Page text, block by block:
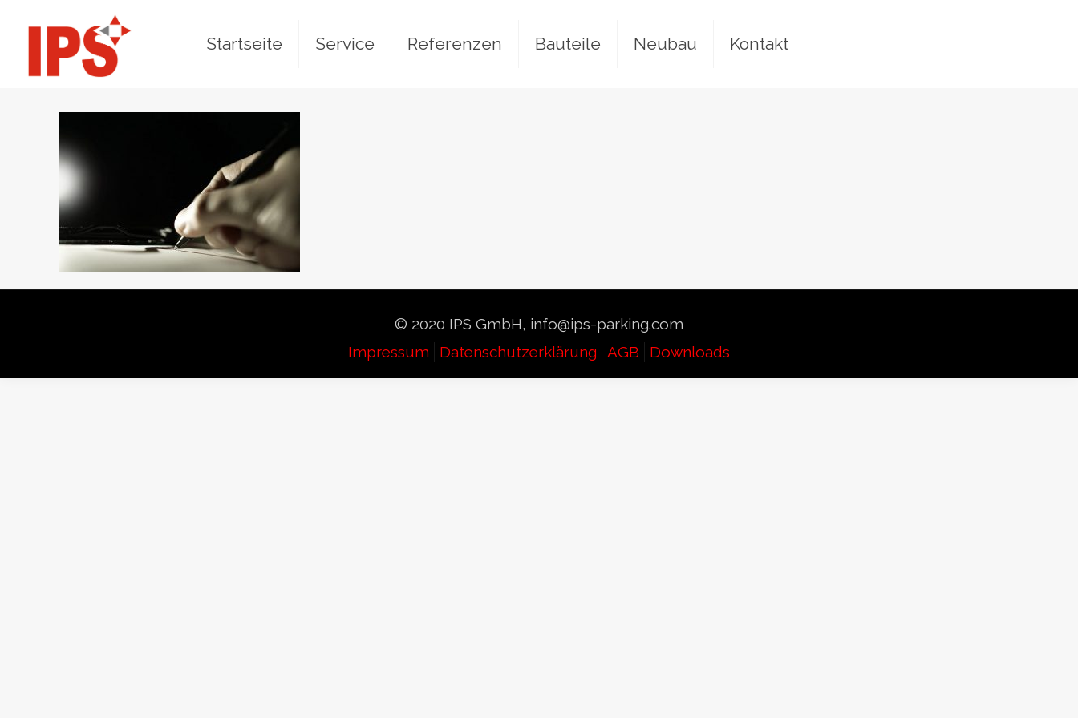
Startseite Service Referenzen Bauteile Neubau Kontakt
© 2020 IPS GmbH, info@ips-parking.com
Impressum
Datenschutzerklärung AGB Downloads